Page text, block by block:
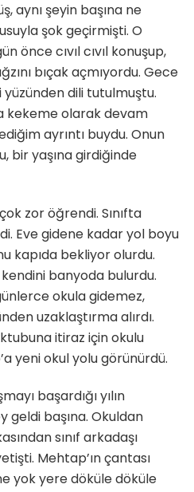
aynı şeyin başına ne
şok geçirmişti. O
önce cıvıl cıvıl konuşup,
bıçak açmıyordu. Gece
yüzünden dili tutulmuştu.
kekeme olarak devam
ayrıntı buydu. Onun
bir yaşına girdiğinde
zor öğrendi. Sınıfta
Eve gidene kadar yol boyu
kapıda bekliyor olurdu.
banyoda bulurdu.
okula gidemez,
uzaklaştırma alırdı.
itiraz için okulu
yeni okul yolu görünürdü.
başardığı yılın
geldi başına. Okuldan
sınıf arkadaşı
Mehtap’ın çantası
yok yere döküle döküle